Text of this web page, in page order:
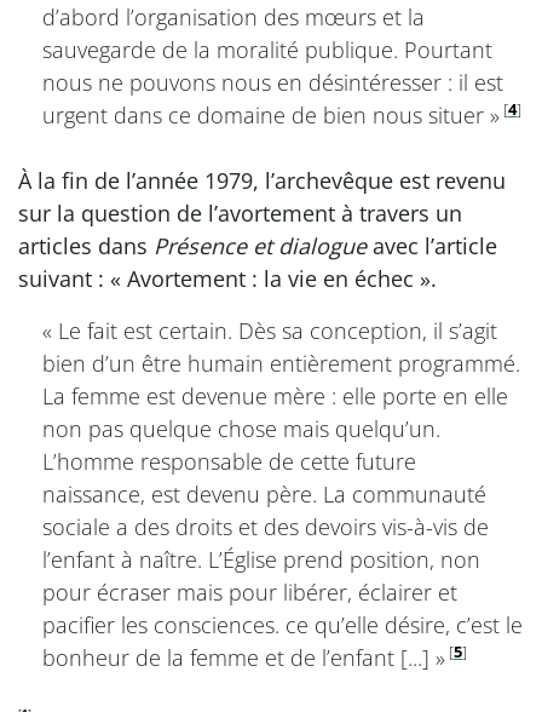
d’abord l’organisation des mœurs et la
sauvegarde de la moralité publique. Pourtant
nous ne pouvons nous en désintéresser : il est
urgent dans ce domaine de bien nous situer » [4]
À la fin de l’année 1979, l’archevêque est revenu
sur la question de l’avortement à travers un
articles dans Présence et dialogueavec l’article
suivant : « Avortement : la vie en échec ».
« Le fait est certain. Dès sa conception, il s’agit
bien d’un être humain entièrement programmé.
La femme est devenue mère : elle porte en elle
non pas quelque chose mais quelqu’un.
L’homme responsable de cette future
naissance, est devenu père. La communauté
sociale a des droits et des devoirs vis-à-vis de
l’enfant à naître. L’Église prend position, non
pour écraser mais pour libérer, éclairer et
pacifier les consciences. ce qu’elle désire, c’est le
bonheur de la femme et de l’enfant [...] » [5]